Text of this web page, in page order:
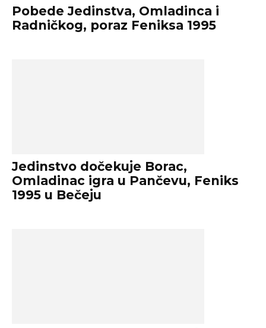
Pobede Jedinstva, Omladinca i
Radničkog, poraz Feniksa 1995
Jedinstvo dočekuje Borac,
Omladinac igra u Pančevu, Feniks
1995 u Bečeju